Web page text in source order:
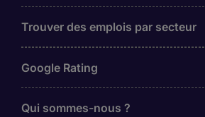
Trouver des emplois par secteur
Google Rating
Qui sommes-nous ?